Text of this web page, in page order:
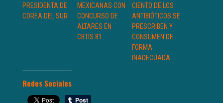
PRESIDENTA DE
COREA DEL SUR
MEXICANAS CON
CONCURSO DE
ALTARES EN
CBTIS 81
CIENTO DE LOS
ANTIBIÓTICOS SE
PRESCRIBEN Y
CONSUMEN DE
FORMA
INADECUADA
Redes Sociales